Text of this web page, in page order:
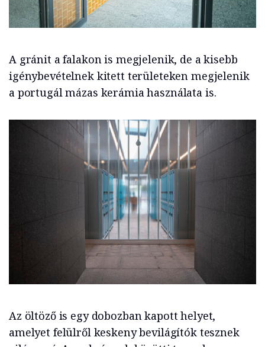
A gránit a falakon is megjelenik, de a kisebb
igénybevételnek kitett területeken megjelenik
a portugál mázas kerámia használata is.
Az öltöző is egy dobozban kapott helyet,
amelyet felülről keskeny bevilágítók tesznek